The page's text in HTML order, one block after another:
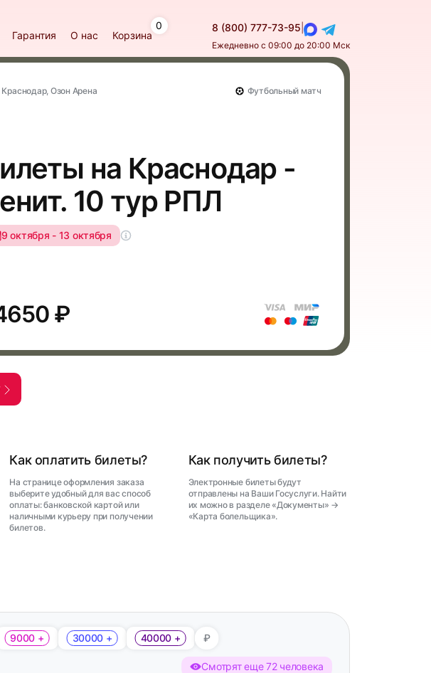
Гарантия О нас Корзина
0 8 (800) 777-73-95
Ежедневно с 09:00 до 20:00 Мск
Краснодар, Озон Арена Футбольный матч
на Краснодар -
10 тур РПЛ
9 октября - 13 октября
₽
Как оплатить билеты?
На странице оформления заказа
выберите удобный для вас способ
оплаты: банковской картой или
наличными курьеру при получении
билетов.
Как получить билеты?
Электронные билеты будут
отправлены на Ваши Госуслуги. Найти
их можно в разделе «Документы» →
«Карта болельщика».
9000 + 30000 + 40000 + ₽
Смотрят еще 72 человека